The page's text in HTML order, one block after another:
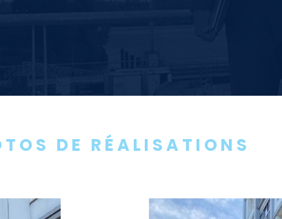
DE RÉALISATIONS